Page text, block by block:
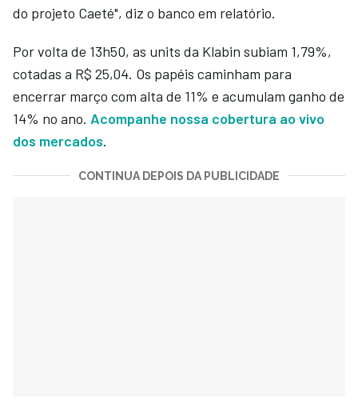
do projeto Caeté", diz o banco em relatório.
Por volta de 13h50, as units da Klabin subiam 1,79%,
cotadas a R$ 25,04. Os papéis caminham para
encerrar março com alta de 11% e acumulam ganho de
14% no ano. Acompanhe nossa cobertura ao vivo
dos mercados.
CONTINUA DEPOIS DA PUBLICIDADE